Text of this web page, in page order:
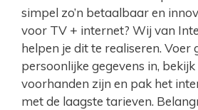
simpel zo’n betaalbaar en
voor TV + internet? Wij van
helpen je dit te realiseren. Voer
persoonlijke gegevens in,
voorhanden zijn en pak het
met de laagste tarieven.